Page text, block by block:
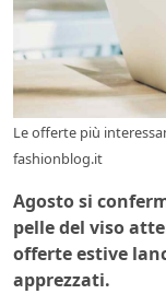
Le offerte più
fashionblog.it
Agosto si
pelle del viso
offerte estive
apprezzati.